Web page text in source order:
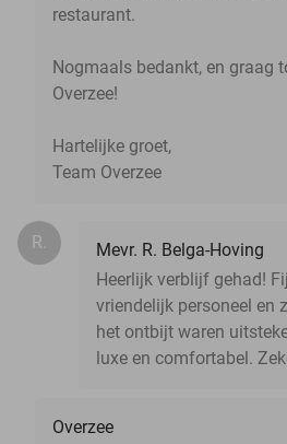
restaurant.
Nogmaals bedankt, en graag
Overzee!
Hartelijke groet,
Team Overzee
R.
Mevr. R. Belga-Hoving
Heerlijk verblijf gehad!
vriendelijk personeel en
het ontbijt waren
luxe en comfortabel.
Overzee